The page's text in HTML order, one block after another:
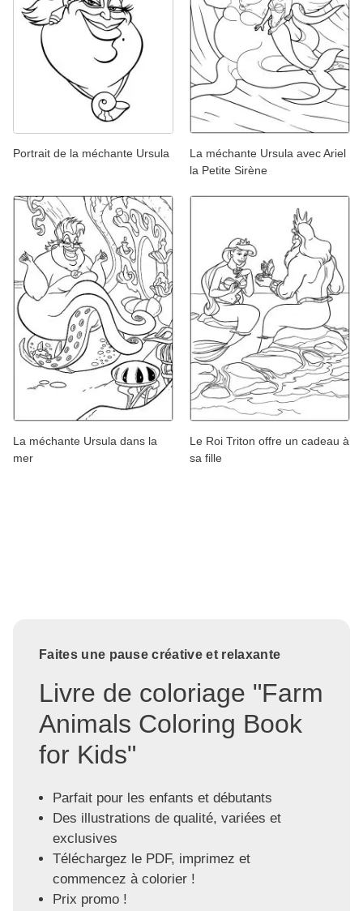
Portrait de la méchante Ursula
La méchante Ursula avec Ariel
la Petite Sirène
La méchante Ursula dans la
mer
Le Roi Triton offre un cadeau à
sa fille
Faites une pause créative et relaxante
Livre de coloriage "Farm
Animals Coloring Book
for Kids"
Parfait pour les enfants et débutants
Des illustrations de qualité, variées et
exclusives
Téléchargez le PDF, imprimez et
commencez à colorier !
Prix promo !